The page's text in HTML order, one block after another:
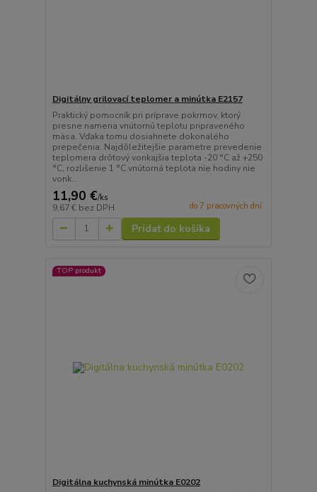
Digitálny grilovací teplomer a minútka E2157
Praktický pomocník pri príprave pokrmov, ktorý
presne nameria vnútornú teplotu pripraveného
mäsa. Vďaka tomu dosiahnete dokonalého
prepečenia. Najdôležitejšie parametre prevedenie
teplomera drôtový vonkajšia teplota -20 °C až +250
°C, rozlišenie 1 °C vnútorná teplota nie hodiny nie
vonk...
11,90 €/ks
9,67 € bez DPH do 7 pracovných dní
Pridať do košíka
TOP produkt
Digitálna kuchynská minútka E0202